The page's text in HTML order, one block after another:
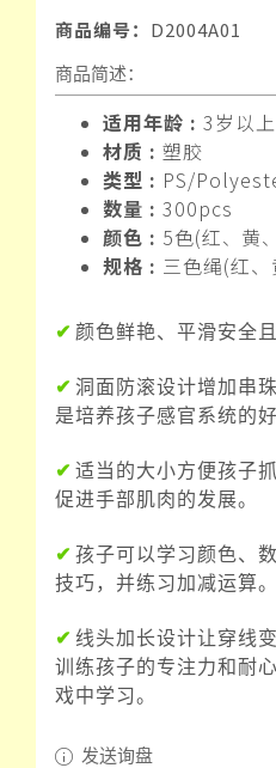
商品编号： D2004A01
商品简述：
适用年龄 : 3岁以上
材质 : 塑胶
类型 : PS/
数量 : 300pcs
颜色 : 5色(红、 黄、
规格 : 三色绳(红
✔ 颜色鲜艳、平滑安全
✔ 洞面防滚设计增加串
是培养孩子感官系统的好
✔ 适当的大小方便孩子
促进手部肌肉的发展。
✔ 孩子可以学习颜色、
技巧，并练习加减运算。
✔ 线头加长设计让穿线
训练孩子的专注力和耐
戏中学习。
发送询盘